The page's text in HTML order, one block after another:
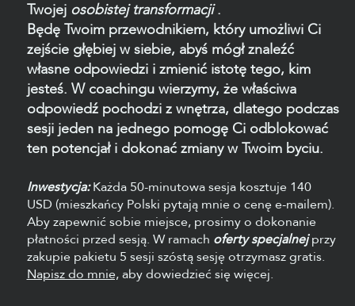
Twojej osobistej transformacji.
Będę Twoim przewodnikiem, który umożliwi Ci
zejście głębiej w siebie, abyś mógł znaleźć
własne odpowiedzi i zmienić istotę tego, kim
jesteś. W coachingu wierzymy, że właściwa
odpowiedź pochodzi z wnętrza, dlatego podczas
sesji jeden na jednego pomogę Ci odblokować
ten potencjał i dokonać zmiany w Twoim byciu.
Inwestycja:Każda 50-minutowa sesja kosztuje 140
USD (mieszkańcy Polski pytają mnie o cenę e-mailem).
Aby zapewnić sobie miejsce, prosimy o dokonanie
płatności przed sesją. W ramach oferty specjalnejprzy
zakupie pakietu 5 sesji szóstą sesję otrzymasz gratis.
Napisz do mnie,aby dowiedzieć się więcej.